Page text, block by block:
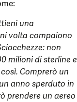
una
volta compaiono
non
milioni di sterline e
Comprerò un
anno sperduto in
prendere un aereo